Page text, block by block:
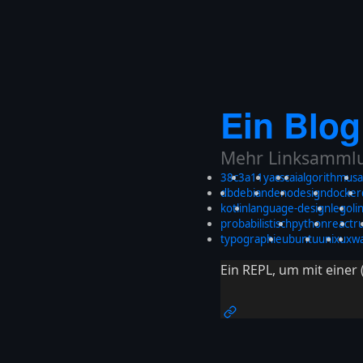
Ein Blog
Mehr
38c3a11yacscaialgorithmus
dbdebiandenodesigndocker
kotlinlanguage-designlego
probabilistischpythonreact
typographieubuntuunixux
Ein REPL, um mit